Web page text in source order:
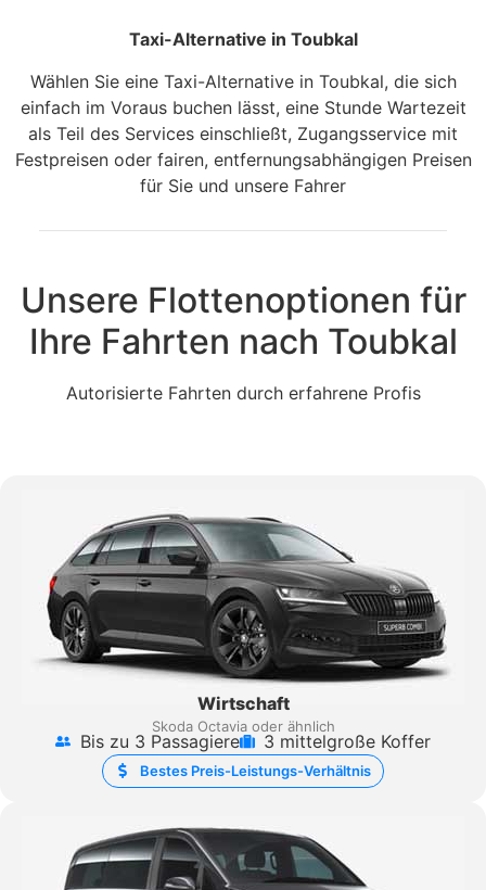
Taxi-Alternative in Toubkal
Wählen Sie eine Taxi-Alternative in Toubkal, die sich
einfach im Voraus buchen lässt, eine Stunde Wartezeit
als Teil des Services einschließt, Zugangsservice mit
Festpreisen oder fairen, entfernungsabhängigen Preisen
für Sie und unsere Fahrer
Unsere Flottenoptionen für
Ihre Fahrten nach Toubkal
Autorisierte Fahrten durch erfahrene Profis
Wirtschaft
Skoda Octavia oder ähnlich
Bis zu 3 Passagiere 3 mittelgroße Koffer
Bestes Preis-Leistungs-Verhältnis